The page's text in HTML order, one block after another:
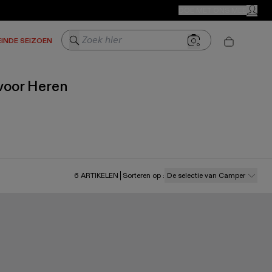
MIJN
SEIZOEN Zoek hier
Heren
6 ARTIKELEN Sorteren op : De selectie van Camper